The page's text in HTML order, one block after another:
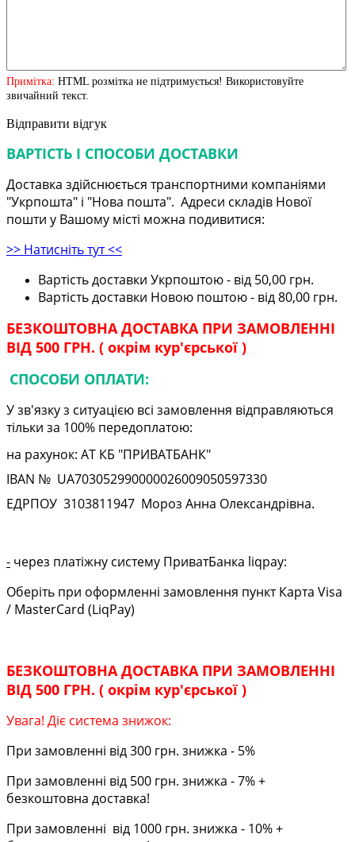
Примітка: HTML розмітка не підтримується! Використовуйте
звичайний текст.
Відправити відгук
ВАРТІСТЬ І СПОСОБИ ДОСТАВКИ
Доставка здійснюється транспортними компаніями
"Укрпошта" і "Нова пошта". Адреси складів Нової
пошти у Вашому місті можна подивитися:
>> Натисніть тут <<
Вартість доставки Укрпоштою - від 50,00 грн.
Вартість доставки Новою поштою - від 80,00 грн.
БЕЗКОШТОВНА ДОСТАВКА ПРИ ЗАМОВЛЕННІ
ВІД 500 ГРН. ( окрім кур'єрської )
СПОСОБИ ОПЛАТИ:
У зв'язку з ситуацією всі замовлення відправляються
тільки за 100% передоплатою:
на рахунок: АТ КБ "ПРИВАТБАНК"
IBAN № UA703052990000026009050597330
ЕДРПОУ 3103811947 Мороз Анна Олександрівна.
- через платіжну систему ПриватБанка liqpay:
Оберіть при оформленні замовлення пункт Карта Visa
/ MasterCard (LiqPay)
БЕЗКОШТОВНА ДОСТАВКА ПРИ ЗАМОВЛЕННІ
ВІД 500 ГРН. ( окрім кур'єрської )
Увага! Діє система знижок:
При замовленні від 300 грн. знижка - 5%
При замовленні від 500 грн. знижка - 7% +
безкоштовна доставка!
При замовленні від 1000 грн. знижка - 10% +